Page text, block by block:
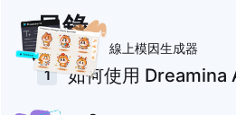
目錄
如何使用 Dreamina
線上模因生成器